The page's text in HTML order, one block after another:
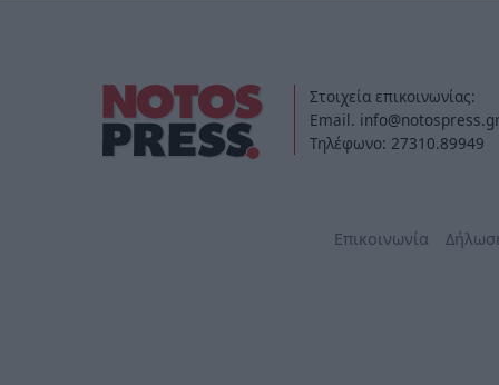
Στοιχεία επικοινωνίας:
Email. info@notospress.gr
Τηλέφωνο: 27310.89949
Επικοινωνία